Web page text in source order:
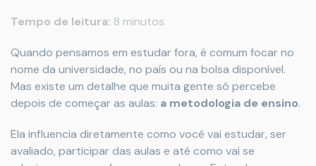
Tempo de leitura: 8 minutos
Quando pensamos em estudar fora, é comum focar no
nome da universidade, no país ou na bolsa disponível.
Mas existe um detalhe que muita gente só percebe
depois de começar as aulas: a metodologia de ensino.
Ela influencia diretamente como você vai estudar, ser
avaliado, participar das aulas e até como vai se